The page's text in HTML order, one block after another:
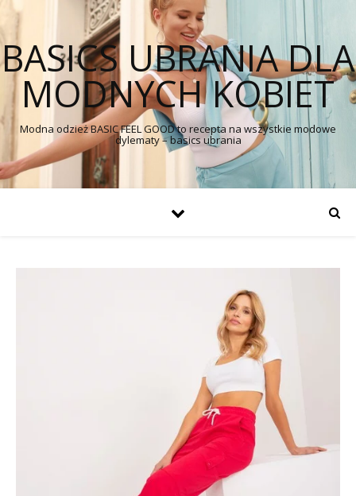
BASICS UBRANIA DLA
MODNYCH KOBIET
Modna odzież BASIC FEEL GOOD to recepta na wszystkie modowe
dylematy – basics ubrania